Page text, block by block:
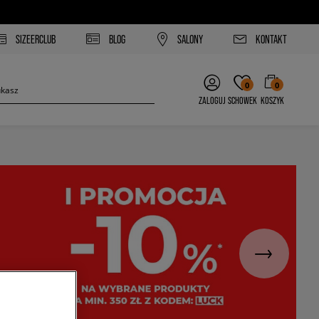
SIZEERCLUB BLOG SALONY KONTAKT
ZALOGUJ
0
SCHOWEK
0
KOSZYK